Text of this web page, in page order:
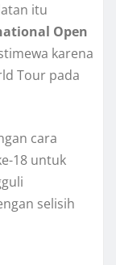
itu
Open
karena
Tour pada
cara
18 untuk
selisih